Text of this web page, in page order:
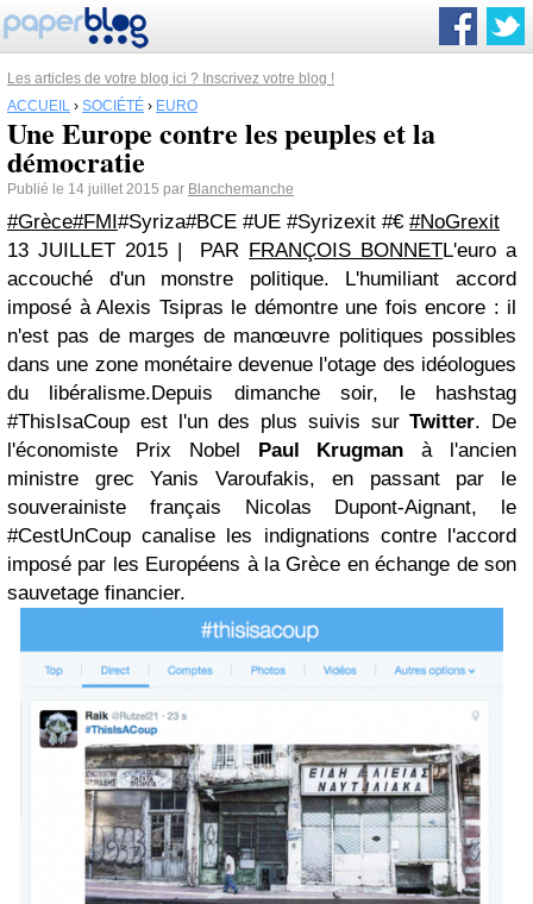
Les articles de votre blog ici ? Inscrivez votre blog !
ACCUEIL › SOCIÉTÉ › EURO
Une Europe contre les peuples et la
démocratie
Publié le 14 juillet 2015 par Blanchemanche
#Grèce#FMI#Syriza#BCE #UE #Syrizexit #€ ‪#‎NoGrexit‬
13 JUILLET 2015| PAR FRANÇOIS BONNETL'euro a
accouché d'un monstre politique. L'humiliant accord
imposé à Alexis Tsipras le démontre une fois encore : il
n'est pas de marges de manœuvre politiques possibles
dans une zone monétaire devenue l'otage des idéologues
du libéralisme.Depuis dimanche soir, le hashstag
#ThisIsaCoup est l'un des plus suivis surTwitter. De
l'économiste Prix Nobel Paul Krugman à l'ancien
ministre grec Yanis Varoufakis, en passant par le
souverainiste français Nicolas Dupont-Aignant, le
#CestUnCoup canalise les indignations contre l'accord
imposé par les Européens à la Grèce en échange de son
sauvetage financier.